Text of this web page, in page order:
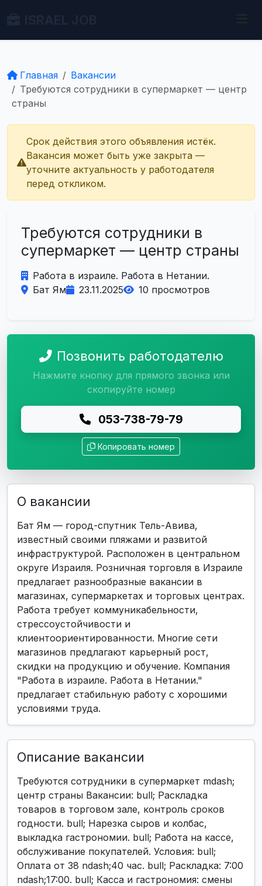
Главная
Вакансии
Требуются сотрудники в супермаркет — центр
страны
Срок действия этого объявления истёк.
Вакансия может быть уже закрыта —
уточните актуальность у работодателя
перед откликом.
Требуются сотрудники в
супермаркет — центр страны
Работа в израиле. Работа в Нетании.
Бат Ям
23.11.2025 10 просмотров
Позвонить работодателю
Нажмите кнопку для прямого звонка или
скопируйте номер
053-738-79-79
Копировать номер
О вакансии
Бат Ям — город-спутник Тель-Авива,
известный своими пляжами и развитой
инфраструктурой. Расположен в центральном
округе Израиля. Розничная торговля в Израиле
предлагает разнообразные вакансии в
магазинах, супермаркетах и торговых центрах.
Работа требует коммуникабельности,
стрессоустойчивости и
клиентоориентированности. Многие сети
магазинов предлагают карьерный рост,
скидки на продукцию и обучение. Компания
"Работа в израиле. Работа в Нетании."
предлагает стабильную работу с хорошими
условиями труда.
Описание вакансии
Требуются сотрудники в супермаркет mdash;
центр страны Вакансии: bull; Раскладка
товаров в торговом зале, контроль сроков
годности. bull; Нарезка сыров и колбас,
выкладка гастрономии. bull; Работа на кассе,
обслуживание покупателей. Условия: bull;
Оплата от 38 ndash;40 час. bull; Раскладка: 7:00
ndash;17:00. bull; Касса и гастрономия: смены